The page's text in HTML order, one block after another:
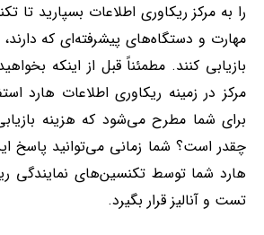
را به مرکز ریکاوری اطلاعات بسپارید تا
مهارت و دستگاه‌های پیشرفته‌ای که
بازیابی کنند. مطمئناً قبل از اینکه
مرکز در زمینه ریکاوری اطلاعات هارد
برای شما مطرح می‌شود که هزینه
چقدر است؟ شما زمانی می‌توانید پاسخ
هارد شما توسط تکنسین‌های نمایندگی
تست و آنالیز قرار بگیرد.